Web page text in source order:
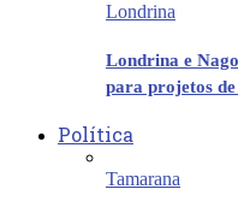
Londrina
Londrina e
para projetos
Política
Tamarana